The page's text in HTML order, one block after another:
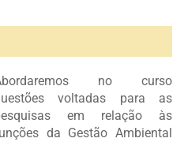
no curso
voltadas para as
em relação às
da Gestão Ambiental